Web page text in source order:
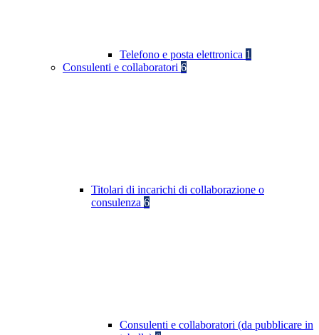
Telefono e posta elettronica 1
Consulenti e collaboratori 6
Titolari di incarichi di collaborazione o
consulenza 6
Consulenti e collaboratori (da pubblicare in